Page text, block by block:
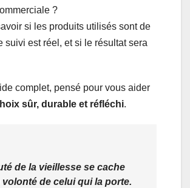
?
si les produits utilisés sont de
suivi est réel, et si le résultat sera
complet, pensé pour vous aider
sûr, durable et réfléchi.
de la vieillesse se cache
volonté de celui qui la porte.